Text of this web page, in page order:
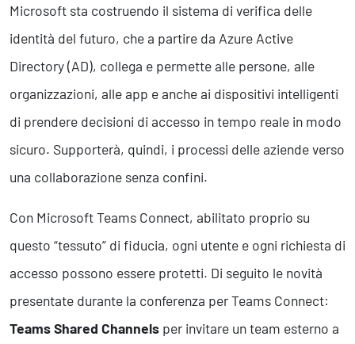
Microsoft sta costruendo il sistema di verifica delle
identità del futuro, che a partire da Azure Active
Directory (AD), collega e permette alle persone, alle
organizzazioni, alle app e anche ai dispositivi intelligenti
di prendere decisioni di accesso in tempo reale in modo
sicuro. Supporterà, quindi, i processi delle aziende verso
una collaborazione senza confini.
Con Microsoft Teams Connect, abilitato proprio su
questo “tessuto” di fiducia, ogni utente e ogni richiesta di
accesso possono essere protetti. Di seguito le novità
presentate durante la conferenza per Teams Connect:
Teams Shared Channels per invitare un team esterno a